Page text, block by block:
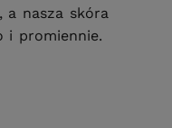
a nasza skóra
i promiennie.